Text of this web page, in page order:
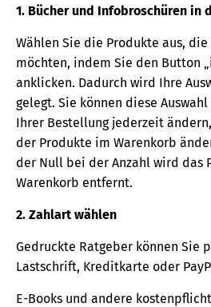
1. Bücher und Infobroschüren in
Wählen Sie die Produkte aus,
möchten, indem Sie den Button
anklicken. Dadurch wird Ihre
gelegt. Sie können diese
Ihrer Bestellung jederzeit
der Produkte im Warenkorb
der Null bei der Anzahl wird das
Warenkorb entfernt.
2. Zahlart wählen
Gedruckte Ratgeber können Sie
Lastschrift, Kreditkarte oder
E-Books und andere